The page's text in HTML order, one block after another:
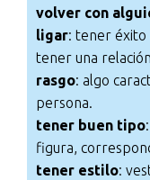
volver con
ligar: tener éxito
tener una
rasgo: algo
persona.
tener buen tipo
figura,
tener estilo: